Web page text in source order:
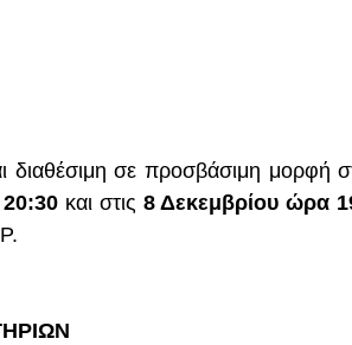
διαθέσιμη σε προσβάσιμη μορφή
και στις 8 Δεκεμβρίου ώρα